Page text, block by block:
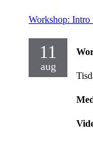
Workshop: Intro
11
aug